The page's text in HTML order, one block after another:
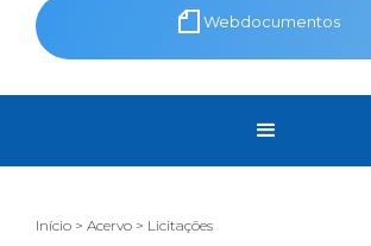
Webdocumentos
Início > Acervo > Licitações